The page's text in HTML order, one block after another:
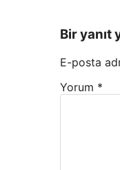
Bir yanıt
E-posta
Yorum *